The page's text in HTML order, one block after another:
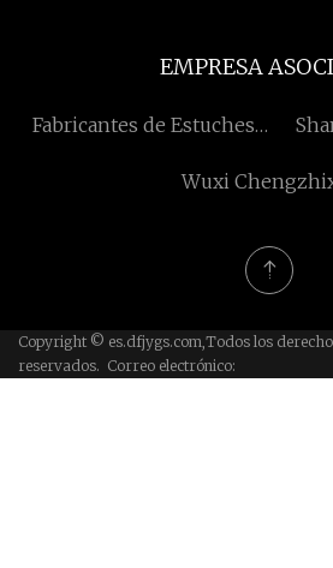
EMPRESA
Fabricantes de Estuches
Wuxi Chengzhixin
Limitado.
Copyright © es.dfjygs.com,Todos los
reservados. Correo electrónico: